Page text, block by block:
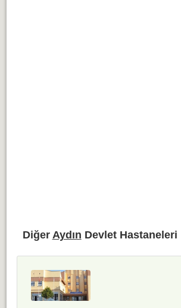
Diğer Aydın Devlet Hastaneleri